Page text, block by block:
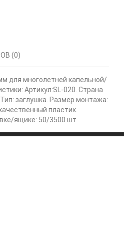
(0)
для многолетней капельной/
Артикул:SL-020. Страна
заглушка. Размер монтажа:
пластик.
ящике: 50/3500 шт